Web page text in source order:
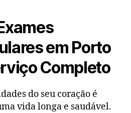
em Porto
Completo
do seu coração é
vida longa e saudável.